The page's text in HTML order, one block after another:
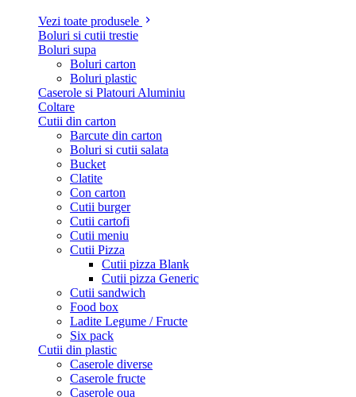
Vezi toate produsele
Boluri si cutii trestie
Boluri supa
Boluri carton
Boluri plastic
Caserole si Platouri Aluminiu
Coltare
Cutii din carton
Barcute din carton
Boluri si cutii salata
Bucket
Clatite
Con carton
Cutii burger
Cutii cartofi
Cutii meniu
Cutii Pizza
Cutii pizza Blank
Cutii pizza Generic
Cutii sandwich
Food box
Ladite Legume / Fructe
Six pack
Cutii din plastic
Caserole diverse
Caserole fructe
Caserole oua